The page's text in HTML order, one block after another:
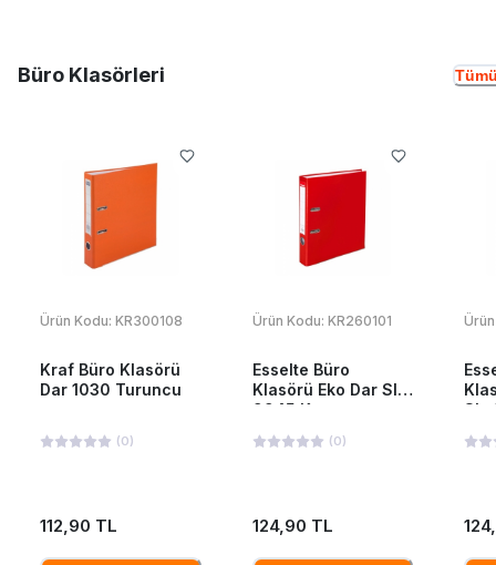
Büro Klasörleri
Ürün Kodu: KR300108
Kraf Büro Klasörü
Dar 1030 Turuncu
(0)
112,90 TL
Ürün Kodu: KR260101
Esselte Büro
Klasörü Eko Dar Slt-
9945 Kırmızı
(0)
124,90 TL
Slt-